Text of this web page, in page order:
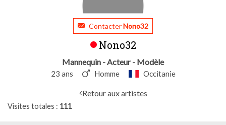
ContacterNono32
Nono32
Mannequin - Acteur - Modèle
23 ans Homme Occitanie
Retour aux artistes
Visites totales 111